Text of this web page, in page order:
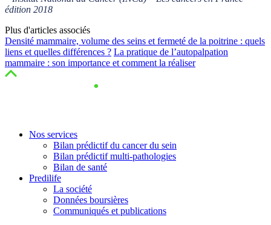
édition 2018
Plus d'articles associés
Densité mammaire, volume des seins et fermeté de la poitrine : quels
liens et quelles différences ? La pratique de l’autopalpation
mammaire : son importance et comment la réaliser
Nos services
Bilan prédictif du cancer du sein
Bilan prédictif multi-pathologies
Bilan de santé
Predilife
La société
Données boursières
Communiqués et publications